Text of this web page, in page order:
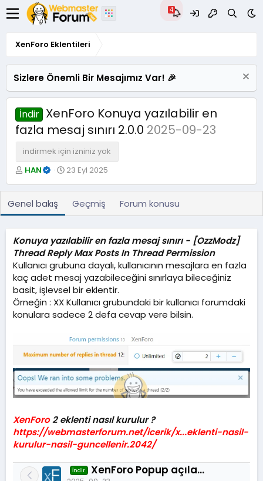
XenForo Eklentileri
Sizlere Önemli Bir Mesajımız Var! 🎉
İndir XenForo Konuya yazılabilir en
fazla mesaj sınırı 2.0.0 2025-09-23
indirmek için izniniz yok
Y
a
r
HAN
O
u
l
m
a
t
a
r
i
23 Eyl 2025
Genel bakış Geçmiş Forum konusu
Konuya yazılabilir en fazla mesaj sınırı - [OzzModz]
Thread Reply Max Posts In Thread Permission
Kullanıcı grubuna dayalı, kullanıcının mesajlara en fazla
kaç adet mesaj yazabileceğini sınırlaya bileceğiniz
basit, işlevsel bir eklentir.
Örneğin : XX Kullanıcı grubundaki bir kullanıcı forumdaki
konulara sadece 2 defa cevap vere bilsin.
XenForo2 eklenti nasıl kurulur ?
https://webmasterforum.net/icerik/x...eklenti-nasil-
kurulur-nasil-guncellenir.2042/
İndir XenForo Popup açılan yardım sayfası 2.0.0